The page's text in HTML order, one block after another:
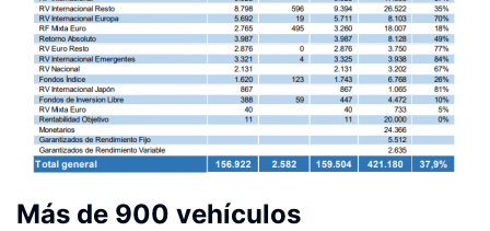
Más de 900 vehículos